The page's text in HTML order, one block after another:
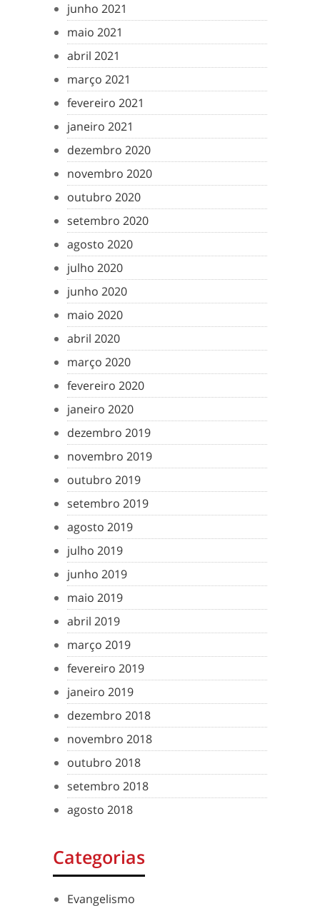
junho 2021
maio 2021
abril 2021
março 2021
fevereiro 2021
janeiro 2021
dezembro 2020
novembro 2020
outubro 2020
setembro 2020
agosto 2020
julho 2020
junho 2020
maio 2020
abril 2020
março 2020
fevereiro 2020
janeiro 2020
dezembro 2019
novembro 2019
outubro 2019
setembro 2019
agosto 2019
julho 2019
junho 2019
maio 2019
abril 2019
março 2019
fevereiro 2019
janeiro 2019
dezembro 2018
novembro 2018
outubro 2018
setembro 2018
agosto 2018
Categorias
Evangelismo